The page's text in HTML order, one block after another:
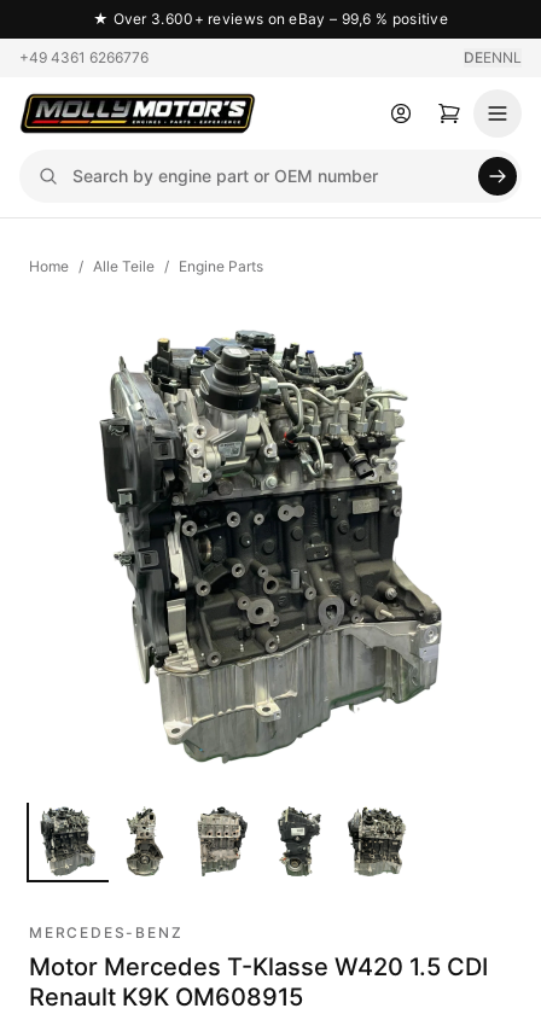
★ Over 3.600+ reviews on eBay – 99,6 % positive
+49 4361 6266776 DEENNL
Home / Alle Teile / Engine Parts
MERCEDES-BENZ
Motor Mercedes T-Klasse W420 1.5 CDI
Renault K9K OM608915